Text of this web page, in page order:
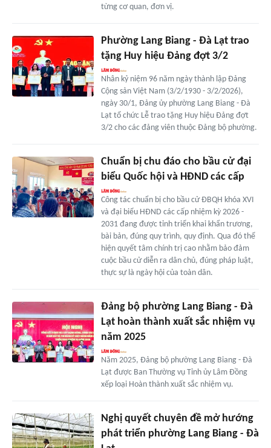
từng cơ quan, đơn vị.
Phường Lang Biang - Đà Lạt trao
tặng Huy hiệu Đảng đợt 3/2
Nhân kỷ niệm 96 năm ngày thành lập Đảng
Cộng sản Việt Nam (3/2/1930 - 3/2/2026),
ngày 30/1, Đảng ủy phường Lang Biang - Đà
Lạt tổ chức Lễ trao tặng Huy hiệu Đảng đợt
3/2 cho các đảng viên thuộc Đảng bộ phường.
Chuẩn bị chu đáo cho bầu cử đại
biểu Quốc hội và HÐND các cấp
Công tác chuẩn bị cho bầu cử ĐBQH khóa XVI
và đại biểu HĐND các cấp nhiệm kỳ 2026 -
2031 đang được tỉnh triển khai khẩn trương,
bài bản, đúng quy trình, quy định. Qua đó thể
hiện quyết tâm chính trị cao nhằm bảo đảm
cuộc bầu cử diễn ra dân chủ, đúng pháp luật,
thực sự là ngày hội của toàn dân.
Đảng bộ phường Lang Biang - Đà
Lạt hoàn thành xuất sắc nhiệm vụ
năm 2025
Năm 2025, Đảng bộ phường Lang Biang - Đà
Lạt được Ban Thường vụ Tỉnh ủy Lâm Đồng
xếp loại Hoàn thành xuất sắc nhiệm vụ.
Nghị quyết chuyên đề mở hướng
phát triển phường Lang Biang - Đà